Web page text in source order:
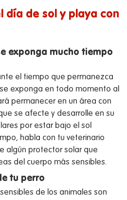
día de sol y playa con
exponga mucho tiempo
el tiempo que permanezca
exponga en todo momento al
permanecer en un área con
se afecte y desarrolle en su
por estar bajo el sol
habla con tu veterinario
algún protector solar que
del cuerpo más sensibles.
tu perro
de los animales son